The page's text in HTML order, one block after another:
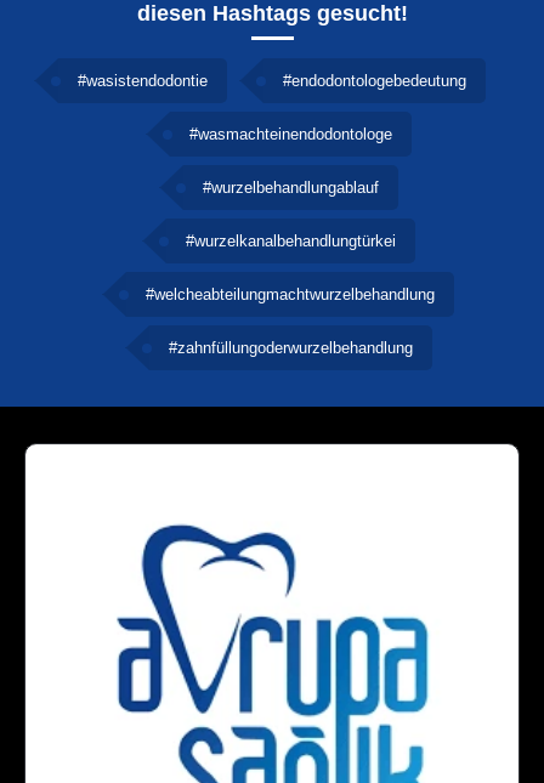
diesen Hashtags gesucht!
#wasistendodontie #endodontologebedeutung
#wasmachteinendodontologe
#wurzelbehandlungablauf
#wurzelkanalbehandlungtürkei
#welcheabteilungmachtwurzelbehandlung
#zahnfüllungoderwurzelbehandlung